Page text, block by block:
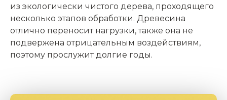
из экологически чистого дерева, проходящего
несколько этапов обработки. Древесина
отлично переносит нагрузки, также она не
подвержена отрицательным воздействиям,
поэтому прослужит долгие годы.